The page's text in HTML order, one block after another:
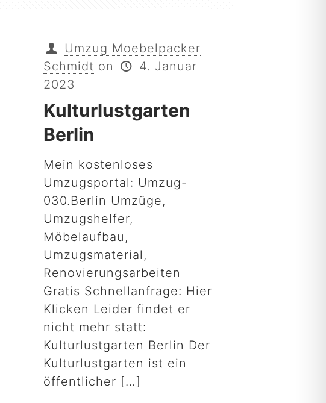
Umzug Moebelpacker
Schmidt on
4. Januar
2023
Kulturlustgarten
Berlin
Mein kostenloses
Umzugsportal: Umzug-
030.Berlin Umzüge,
Umzugshelfer,
Möbelaufbau,
Umzugsmaterial,
Renovierungsarbeiten
Gratis Schnellanfrage: Hier
Klicken Leider findet er
nicht mehr statt:
Kulturlustgarten Berlin Der
Kulturlustgarten ist ein
öffentlicher […]